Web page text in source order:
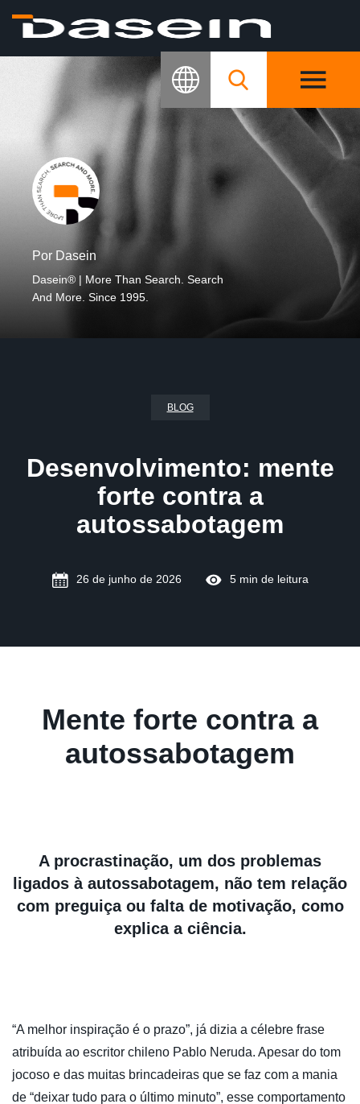
Por Dasein
Dasein® | More Than Search. Search
And More. Since 1995.
BLOG
Desenvolvimento: mente
forte contra a
autossabotagem
26 de junho de 2026 5 min de leitura
Mente forte contra a
autossabotagem
A procrastinação, um dos problemas
ligados à autossabotagem, não tem relação
com preguiça ou falta de motivação, como
explica a ciência.
“A melhor inspiração é o prazo”, já dizia a célebre frase
atribuída ao escritor chileno Pablo Neruda. Apesar do tom
jocoso e das muitas brincadeiras que se faz com a mania
de “deixar tudo para o último minuto”, esse comportamento